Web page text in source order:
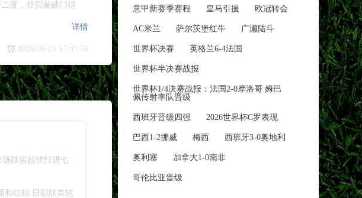
度，登贝莱破门得
详情
2026-06-23 17:07:58
场跌宕起伏打进七
和红钻 日职联首轮
意甲新赛季赛程 皇马引援 欧冠转会
AC米兰 萨尔茨堡红牛 广濑陆斗
世界杯决赛 英格兰6-4法国
世界杯半决赛战报
世界杯1/4决赛战报：法国2‑0摩洛哥 姆巴
佩传射率队晋级
西班牙晋级四强 2026世界杯C罗表现
巴西1-2挪威 梅西 西班牙3-0奥地利
奥利塞 加拿大1-0南非
哥伦比亚晋级